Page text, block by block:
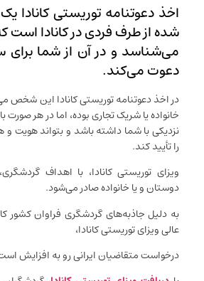
اخذ دعوتنامه توریستی کانادا
شده از طرف فردی در کانادا است
می‌شناسد و در آن از شما برای
دعوت می‌کند.
در اخذ دعوتنامه توریستی کانادا این شخص
خانواده یا شریک تجاری بوده، اما در هر
نزدیکی با شما داشته باشد و بتواند هویت و
را تأیید کند.
ویزای توریستی کانادا، با اهداف
دوستان و یا خانواده صادر می‌شود.
به دلیل جاذبه‌های گردشگری فراوان کشور
عالی ویزای توریستی کانادا،
درخواست متقاضیان ایرانی رو به افزایش